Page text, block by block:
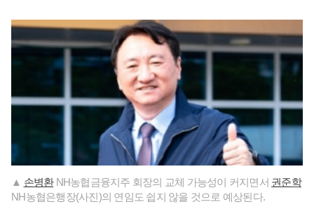
▲ 손병환NH농협금융지주 회장의 교체 가능성이 커지면서 권준학
NH농협은행장(사진)의 연임도 쉽지 않을 것으로 예상된다.